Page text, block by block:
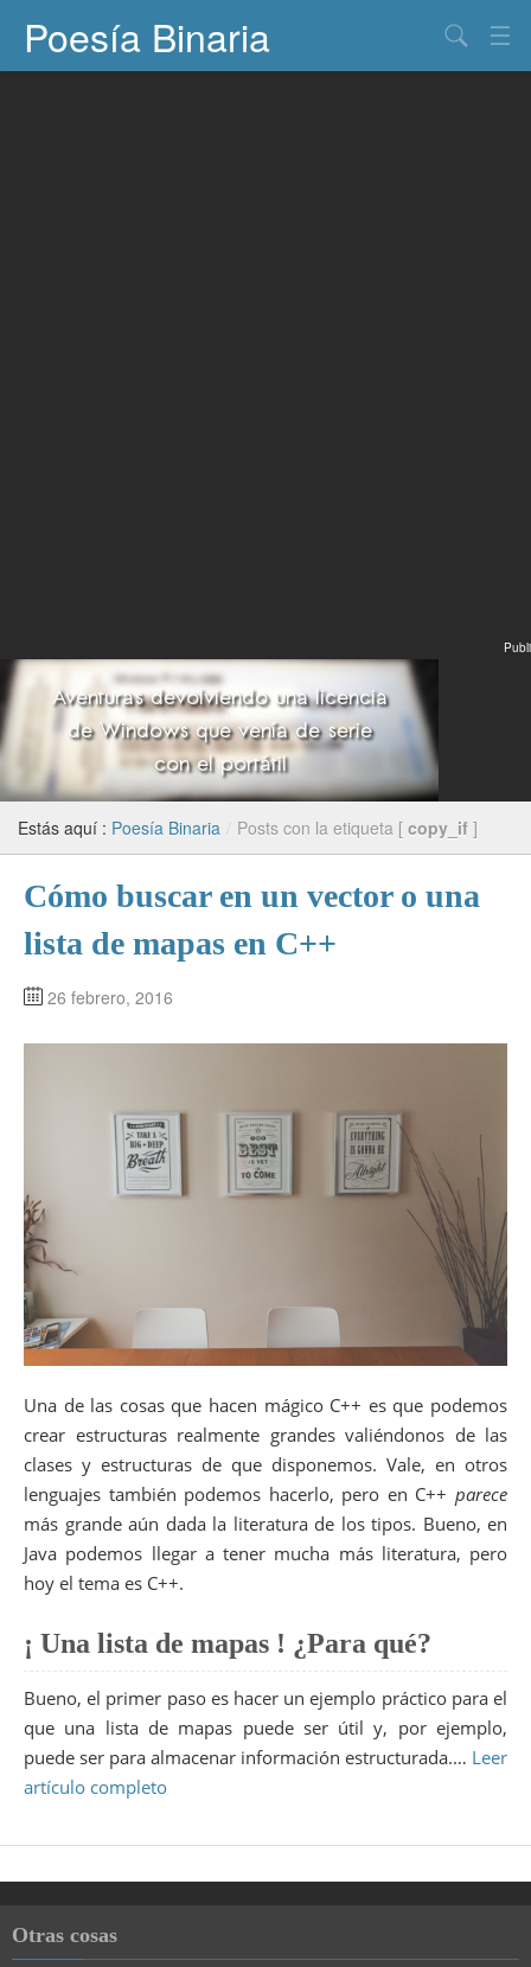
Poesía Binaria
Publi
Estás aquí : Poesía Binaria / Posts con la etiqueta [ copy_if ]
Cómo buscar en un vector o una
lista de mapas en C++
26 febrero, 2016
Una de las cosas que hacen mágico C++ es que podemos
crear estructuras realmente grandes valiéndonos de las
clases y estructuras de que disponemos. Vale, en otros
lenguajes también podemos hacerlo, pero en C++ parece
más grande aún dada la literatura de los tipos. Bueno, en
Java podemos llegar a tener mucha más literatura, pero
hoy el tema es C++.
¡ Una lista de mapas ! ¿Para qué?
Bueno, el primer paso es hacer un ejemplo práctico para el
que una lista de mapas puede ser útil y, por ejemplo,
puede ser para almacenar información estructurada.… Leer
artículo completo
Otras cosas